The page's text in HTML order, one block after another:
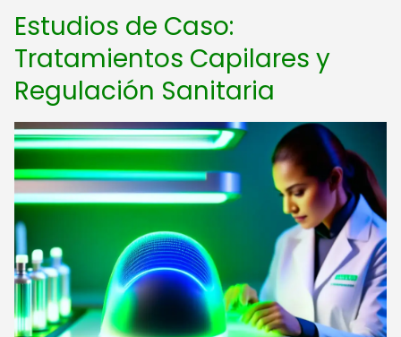
Estudios de Caso:
Tratamientos Capilares y
Regulación Sanitaria